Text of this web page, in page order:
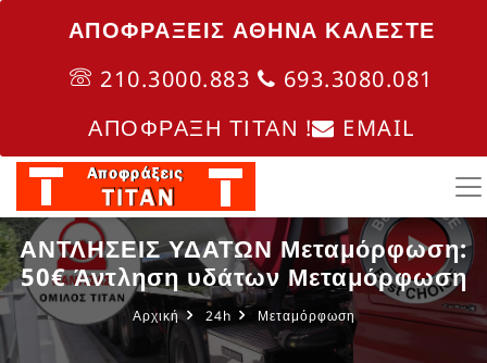
ΑΠΟΦΡΑΞΕΙΣ ΑΘΗΝΑ ΚΑΛΈΣΤΕ
210.3000.883
693.3080.081
ΑΠΟΦΡΑΞΗ ΤΙΤΑΝ !
EMAIL
ΑΝΤΛΗΣΕΙΣ ΥΔΑΤΩΝ Μεταμόρφωση:
50€ Άντληση υδάτων Μεταμόρφωση
Αρχική 24h Μεταμόρφωση